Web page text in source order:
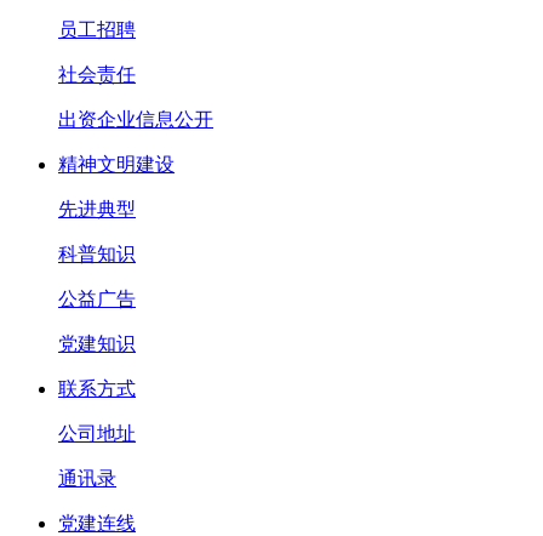
员工招聘
社会责任
出资企业信息公开
精神文明建设
先进典型
科普知识
公益广告
党建知识
联系方式
公司地址
通讯录
党建连线